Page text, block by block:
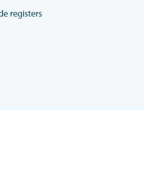
registers